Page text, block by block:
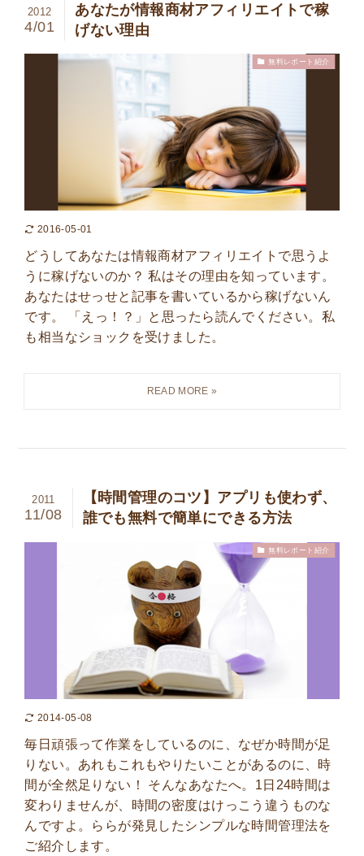
あなたが情報商材アフィリエイトで稼
げない理由
2012
4/01
無料レポート紹介
2016-05-01
どうしてあなたは情報商材アフィリエイトで思うよ
うに稼げないのか？ 私はその理由を知っています。
あなたはせっせと記事を書いているから稼げないん
です。 「えっ！？」と思ったら読んでください。私
も相当なショックを受けました。
【時間管理のコツ】アプリも使わず、
誰でも無料で簡単にできる方法
2011
11/08
無料レポート紹介
2014-05-08
毎日頑張って作業をしているのに、なぜか時間が足
りない。あれもこれもやりたいことがあるのに、時
間が全然足りない！ そんなあなたへ。1日24時間は
変わりませんが、時間の密度はけっこう違うものな
んですよ。ららが発見したシンプルな時間管理法を
ご紹介します。